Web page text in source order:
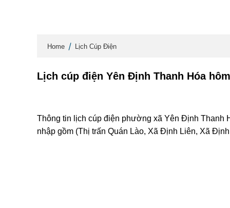
Home Lịch Cúp Điện
Lịch cúp điện Yên Định Thanh Hóa
Thông tin lịch cúp điện phường xã Yên Định Thanh
nhập gồm (Thị trấn Quán Lào, Xã Định Liên, Xã